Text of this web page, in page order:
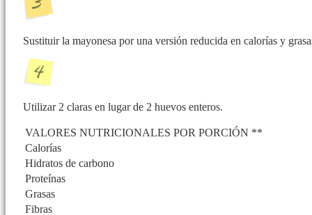
Sustituir la mayonesa por una versión reducida en calorías y
Utilizar 2 claras en lugar de 2 huevos enteros.
VALORES NUTRICIONALES POR PORCIÓN **
Calorías
Hidratos de carbono
Proteínas
Grasas
Fibras